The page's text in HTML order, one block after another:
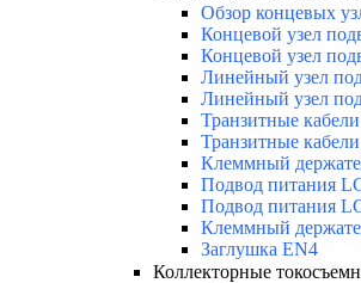
Обзор концевых
Концевой узел
Концевой узел
Линейный узел
Линейный узел
Транзитные
Транзитные
Клеммный
Подвод питания
Подвод питания
Клеммный
Заглушка EN4
Коллекторные